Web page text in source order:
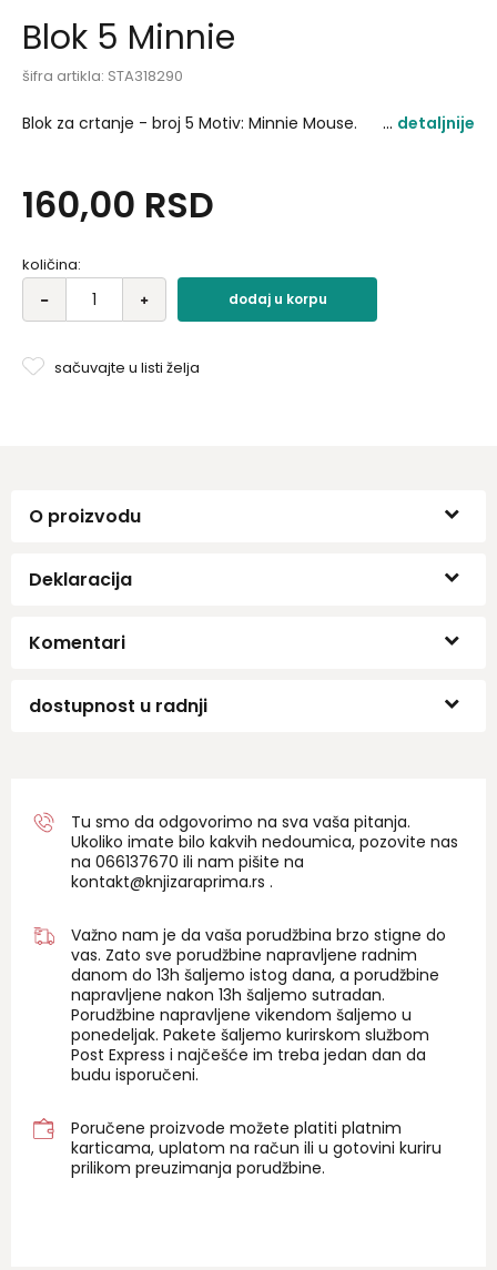
Blok 5 Minnie
šifra artikla: STA318290
Blok za crtanje - broj 5 Motiv: Minnie Mouse. detaljnije
160,00 RSD
količina:
dodaj u korpu
sačuvajte u listi želja
O proizvodu
Deklaracija
Komentari
dostupnost u radnji
Tu smo da odgovorimo na sva vaša pitanja.
Ukoliko imate bilo kakvih nedoumica, pozovite nas
na 066137670 ili nam pišite na
kontakt@knjizaraprima.rs .
Važno nam je da vaša porudžbina brzo stigne do
vas. Zato sve porudžbine napravljene radnim
danom do 13h šaljemo istog dana, a porudžbine
napravljene nakon 13h šaljemo sutradan.
Porudžbine napravljene vikendom šaljemo u
ponedeljak. Pakete šaljemo kurirskom službom
Post Express i najčešće im treba jedan dan da
budu isporučeni.
Poručene proizvode možete platiti platnim
karticama, uplatom na račun ili u gotovini kuriru
prilikom preuzimanja porudžbine.